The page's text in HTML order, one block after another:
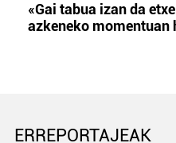
«Gai tabua izan da
azkeneko momentuan
ERREPORTAJEAK